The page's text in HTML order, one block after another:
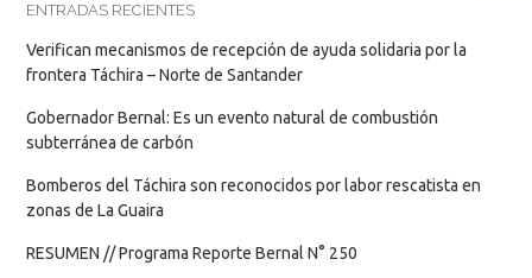
ENTRADAS RECIENTES
Verifican mecanismos de recepción de ayuda solidaria por la
frontera Táchira – Norte de Santander
Gobernador Bernal: Es un evento natural de combustión
subterránea de carbón
Bomberos del Táchira son reconocidos por labor rescatista en
zonas de La Guaira
RESUMEN // Programa Reporte Bernal N° 250